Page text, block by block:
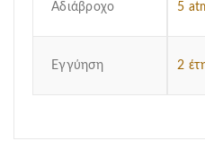
Αδιάβροχο 5
Εγγύηση 2